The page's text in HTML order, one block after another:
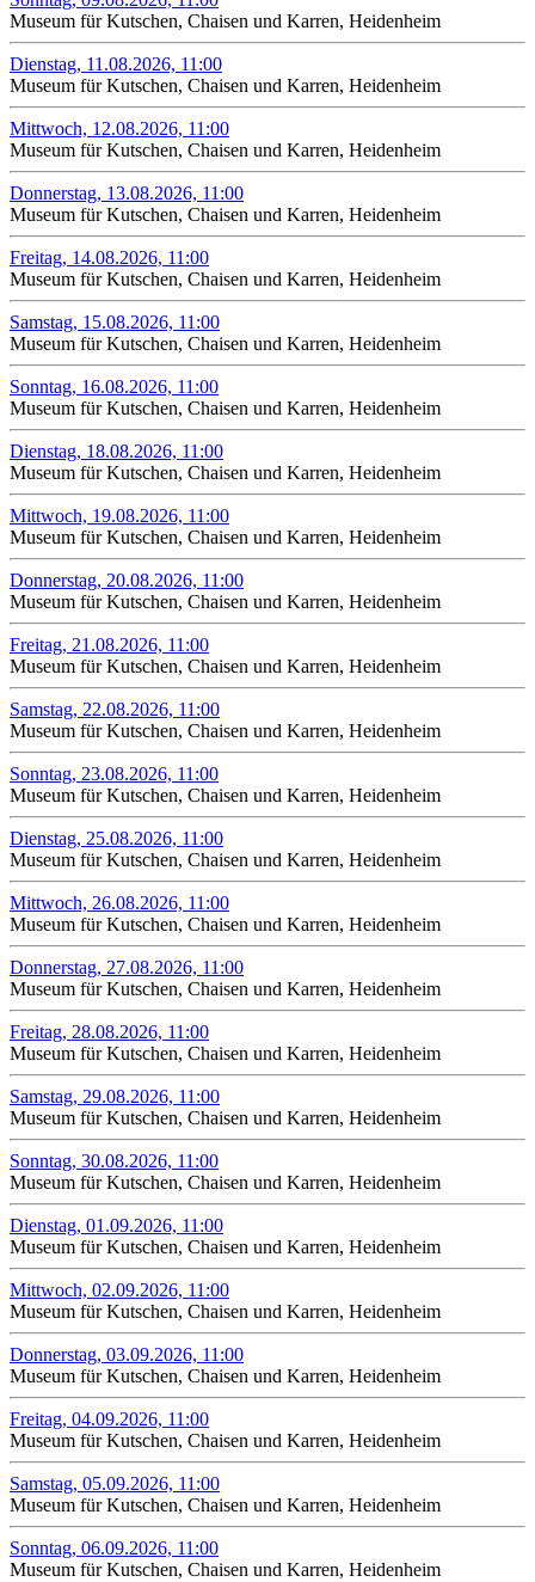
Museum für Kutschen, Chaisen und Karren, Heidenheim
Dienstag, 11.08.2026, 11:00
Museum für Kutschen, Chaisen und Karren, Heidenheim
Mittwoch, 12.08.2026, 11:00
Museum für Kutschen, Chaisen und Karren, Heidenheim
Donnerstag, 13.08.2026, 11:00
Museum für Kutschen, Chaisen und Karren, Heidenheim
Freitag, 14.08.2026, 11:00
Museum für Kutschen, Chaisen und Karren, Heidenheim
Samstag, 15.08.2026, 11:00
Museum für Kutschen, Chaisen und Karren, Heidenheim
Sonntag, 16.08.2026, 11:00
Museum für Kutschen, Chaisen und Karren, Heidenheim
Dienstag, 18.08.2026, 11:00
Museum für Kutschen, Chaisen und Karren, Heidenheim
Mittwoch, 19.08.2026, 11:00
Museum für Kutschen, Chaisen und Karren, Heidenheim
Donnerstag, 20.08.2026, 11:00
Museum für Kutschen, Chaisen und Karren, Heidenheim
Freitag, 21.08.2026, 11:00
Museum für Kutschen, Chaisen und Karren, Heidenheim
Samstag, 22.08.2026, 11:00
Museum für Kutschen, Chaisen und Karren, Heidenheim
Sonntag, 23.08.2026, 11:00
Museum für Kutschen, Chaisen und Karren, Heidenheim
Dienstag, 25.08.2026, 11:00
Museum für Kutschen, Chaisen und Karren, Heidenheim
Mittwoch, 26.08.2026, 11:00
Museum für Kutschen, Chaisen und Karren, Heidenheim
Donnerstag, 27.08.2026, 11:00
Museum für Kutschen, Chaisen und Karren, Heidenheim
Freitag, 28.08.2026, 11:00
Museum für Kutschen, Chaisen und Karren, Heidenheim
Samstag, 29.08.2026, 11:00
Museum für Kutschen, Chaisen und Karren, Heidenheim
Sonntag, 30.08.2026, 11:00
Museum für Kutschen, Chaisen und Karren, Heidenheim
Dienstag, 01.09.2026, 11:00
Museum für Kutschen, Chaisen und Karren, Heidenheim
Mittwoch, 02.09.2026, 11:00
Museum für Kutschen, Chaisen und Karren, Heidenheim
Donnerstag, 03.09.2026, 11:00
Museum für Kutschen, Chaisen und Karren, Heidenheim
Freitag, 04.09.2026, 11:00
Museum für Kutschen, Chaisen und Karren, Heidenheim
Samstag, 05.09.2026, 11:00
Museum für Kutschen, Chaisen und Karren, Heidenheim
Sonntag, 06.09.2026, 11:00
Museum für Kutschen, Chaisen und Karren, Heidenheim